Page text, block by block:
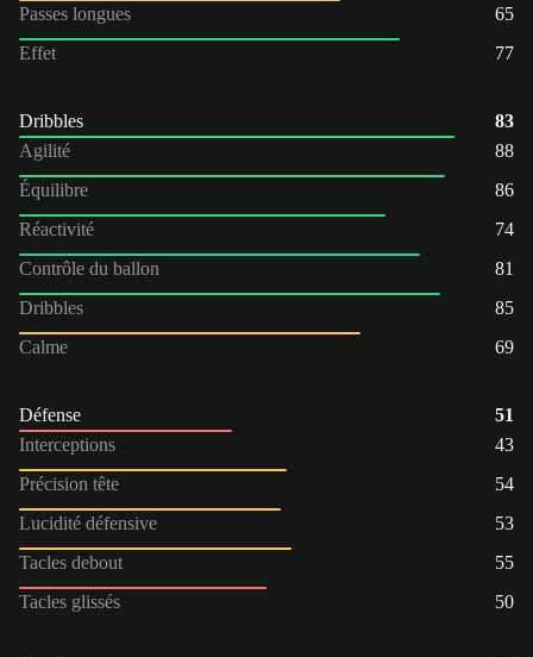
Passes longues
65
Effet
77
Dribbles
83
Agilité
88
Équilibre
86
Réactivité
74
Contrôle du ballon
81
Dribbles
85
Calme
69
Défense
51
Interceptions
43
Précision tête
54
Lucidité défensive
53
Tacles debout
55
Tacles glissés
50